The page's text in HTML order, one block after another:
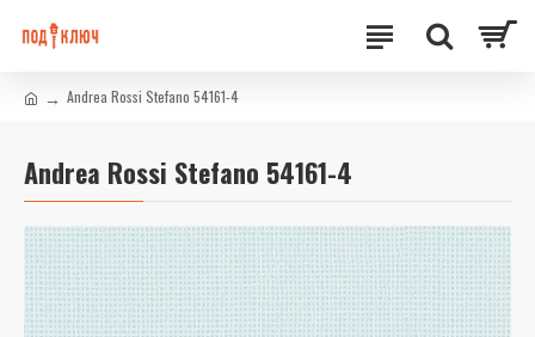
Andrea Rossi Stefano 54161-4
Andrea Rossi Stefano 54161-4